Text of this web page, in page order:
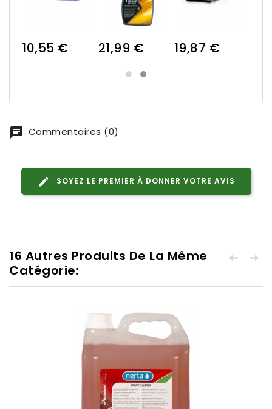
10,55 € 21,99 € 19,87 €
Commentaires (0)
SOYEZ LE PREMIER À DONNER VOTRE AVIS
16 Autres Produits De La Même
Catégorie: